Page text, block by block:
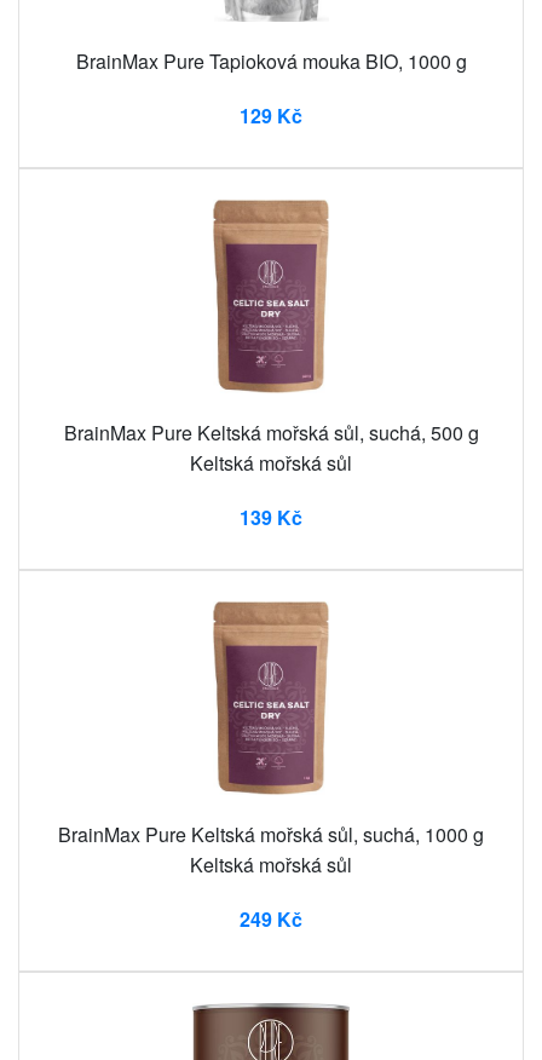
BrainMax Pure Tapioková mouka BIO, 1000 g
129 Kč
BrainMax Pure Keltská mořská sůl, suchá, 500 g
Keltská mořská sůl
139 Kč
BrainMax Pure Keltská mořská sůl, suchá, 1000 g
Keltská mořská sůl
249 Kč